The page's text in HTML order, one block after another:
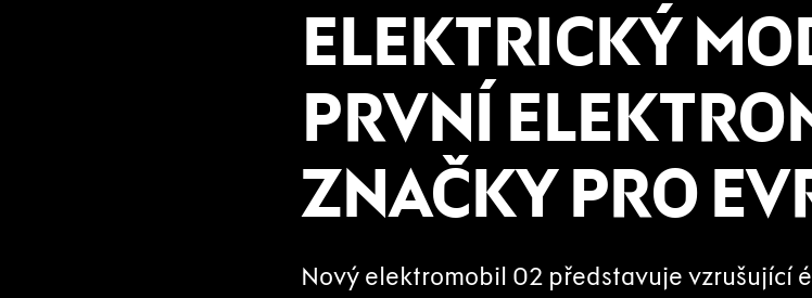
ELEKTRICKÝ
PRVNÍ
ZNAČKY PRO
Nový elektromobil 02 představuje vzrušující